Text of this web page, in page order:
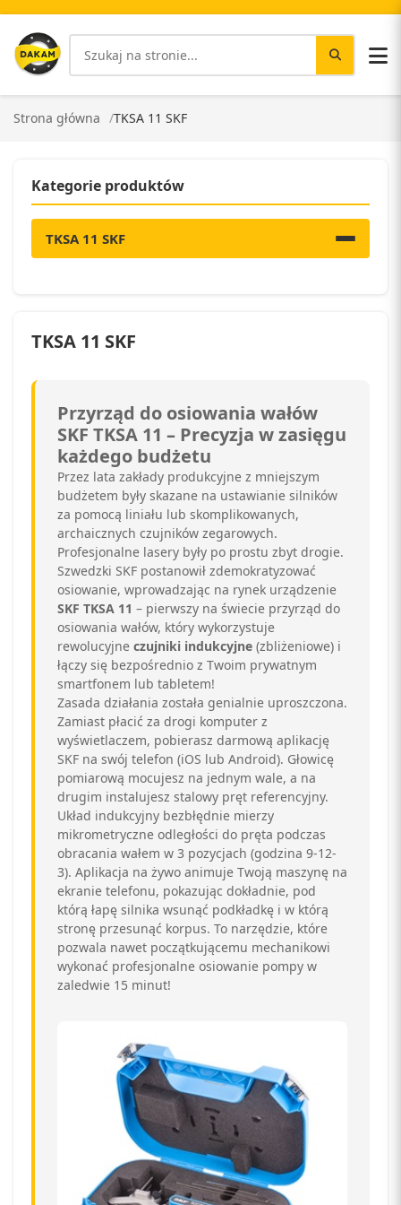
Strona główna TKSA 11 SKF
Kategorie produktów
TKSA 11 SKF
TKSA 11 SKF
Przyrząd do osiowania wałów
SKF TKSA 11 – Precyzja w zasięgu
każdego budżetu
Przez lata zakłady produkcyjne z mniejszym
budżetem były skazane na ustawianie silników
za pomocą liniału lub skomplikowanych,
archaicznych czujników zegarowych.
Profesjonalne lasery były po prostu zbyt drogie.
Szwedzki SKF postanowił zdemokratyzować
osiowanie, wprowadzając na rynek urządzenie
SKF TKSA 11 – pierwszy na świecie przyrząd do
osiowania wałów, który wykorzystuje
rewolucyjne czujniki indukcyjne (zbliżeniowe) i
łączy się bezpośrednio z Twoim prywatnym
smartfonem lub tabletem!
Zasada działania została genialnie uproszczona.
Zamiast płacić za drogi komputer z
wyświetlaczem, pobierasz darmową aplikację
SKF na swój telefon (iOS lub Android). Głowicę
pomiarową mocujesz na jednym wale, a na
drugim instalujesz stalowy pręt referencyjny.
Układ indukcyjny bezbłędnie mierzy
mikrometryczne odległości do pręta podczas
obracania wałem w 3 pozycjach (godzina 9-12-
3). Aplikacja na żywo animuje Twoją maszynę na
ekranie telefonu, pokazując dokładnie, pod
którą łapę silnika wsunąć podkładkę i w którą
stronę przesunąć korpus. To narzędzie, które
pozwala nawet początkującemu mechanikowi
wykonać profesjonalne osiowanie pompy w
zaledwie 15 minut!